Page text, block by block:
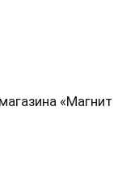
«Магнит